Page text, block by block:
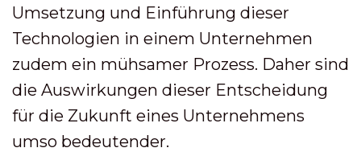
Umsetzung und Einführung dieser
Technologien in einem Unternehmen
zudem ein mühsamer Prozess. Daher sind
die Auswirkungen dieser Entscheidung
für die Zukunft eines Unternehmens
umso bedeutender.